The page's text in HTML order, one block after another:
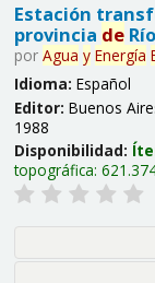
Estación
provincia de
por Agua y Energía
Idioma: Español
Editor: Buenos
1988
Disponibilidad:
topográfica: